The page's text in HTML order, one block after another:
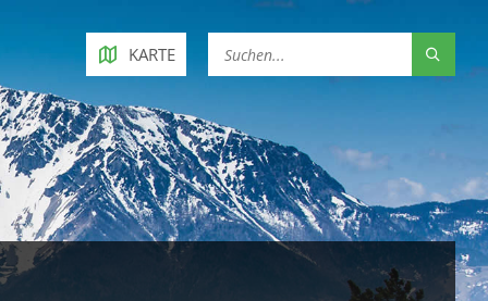
KARTE